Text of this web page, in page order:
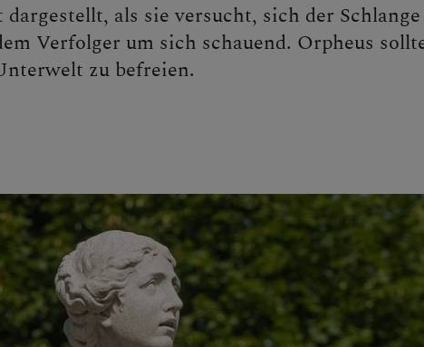
als sie versucht, sich der
Verfolger um sich schauend. Orpheus
zu befreien.